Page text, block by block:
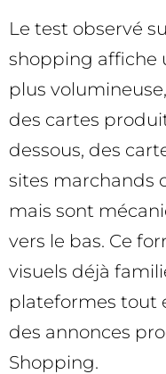
Le test observé
shopping affiche
plus
des cartes
dessous, des
sites marchands
mais sont
vers le bas. Ce
visuels déjà
plateformes tout
des annonces
Shopping.